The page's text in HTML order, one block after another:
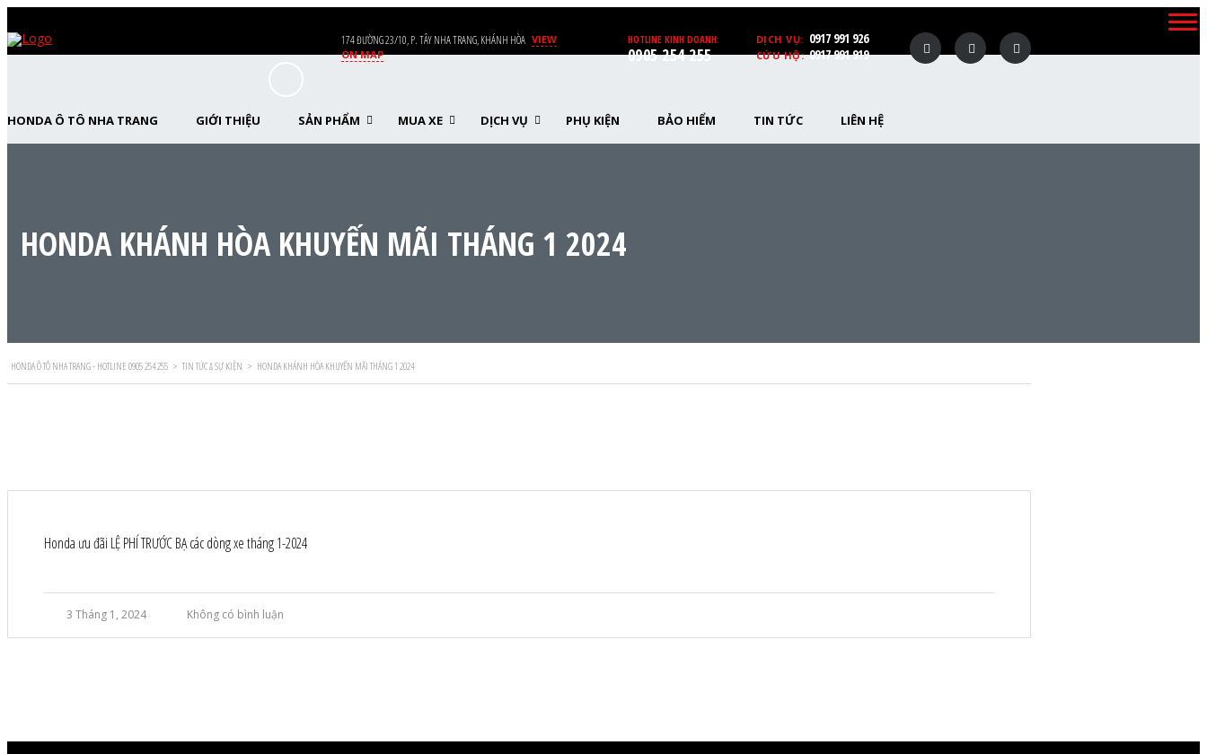
DỊCH VỤ: 0917 991 926
CỨU HỘ: 0917 991 919
HOTLINE KINH DOANH:
0905 254 255
174 ĐƯỜNG 23/10, P. TÂY NHA TRANG, KHÁNH HÒA VIEW
ON MAP
HONDA Ô TÔ NHA TRANG GIỚI THIỆU SẢN PHẨM MUA XE DỊCH VỤ PHỤ KIỆN BẢO HIỂM TIN TỨC LIÊN HỆ
HONDA KHÁNH HÒA KHUYẾN MÃI THÁNG 1 2024
HONDA Ô TÔ NHA TRANG - HOTLINE 0905 254 255 > TIN TỨC & SỰ KIỆN > HONDA KHÁNH HÒA KHUYẾN MÃI THÁNG 1 2024
Honda ưu đãi LỆ PHÍ TRƯỚC BẠ các dòng xe tháng 1-2024
3 Tháng 1, 2024 Không có bình luận